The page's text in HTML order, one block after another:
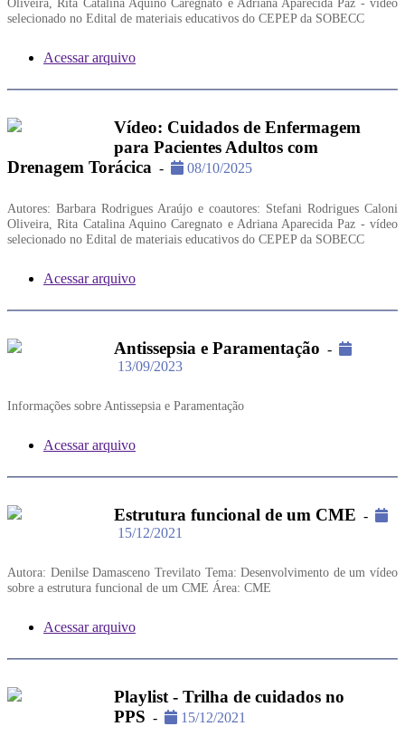
Oliveira, Rita Catalina Aquino Caregnato e Adriana Aparecida Paz - vídeo
selecionado no Edital de materiais educativos do CEPEP da SOBECC
Acessar arquivo
Vídeo: Cuidados de Enfermagem
para Pacientes Adultos com
Drenagem Torácica - 08/10/2025
Autores: Barbara Rodrigues Araújo e coautores: Stefani Rodrigues Caloni
Oliveira, Rita Catalina Aquino Caregnato e Adriana Aparecida Paz - vídeo
selecionado no Edital de materiais educativos do CEPEP da SOBECC
Acessar arquivo
Antissepsia e Paramentação -
13/09/2023
Informações sobre Antissepsia e Paramentação
Acessar arquivo
Estrutura funcional de um CME -
15/12/2021
Autora: Denilse Damasceno Trevilato Tema: Desenvolvimento de um vídeo
sobre a estrutura funcional de um CME Área: CME
Acessar arquivo
Playlist - Trilha de cuidados no
PPS - 15/12/2021